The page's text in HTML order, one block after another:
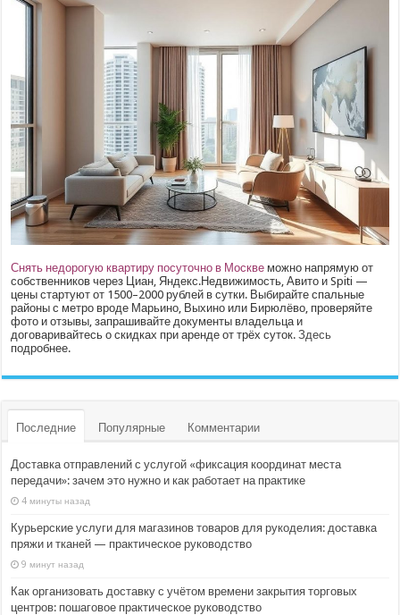
Снять недорогую квартиру посуточно в Москве можно напрямую от
собственников через Циан, Яндекс.Недвижимость, Авито и Spiti —
цены стартуют от 1500–2000 рублей в сутки. Выбирайте спальные
районы с метро вроде Марьино, Выхино или Бирюлёво, проверяйте
фото и отзывы, запрашивайте документы владельца и
договаривайтесь о скидках при аренде от трёх суток.Здесь
подробнее.
Последние Популярные Комментарии
Доставка отправлений с услугой «фиксация координат места
передачи»: зачем это нужно и как работает на практике
4 минуты назад
Курьерские услуги для магазинов товаров для рукоделия: доставка
пряжи и тканей — практическое руководство
9 минут назад
Как организовать доставку с учётом времени закрытия торговых
центров: пошаговое практическое руководство